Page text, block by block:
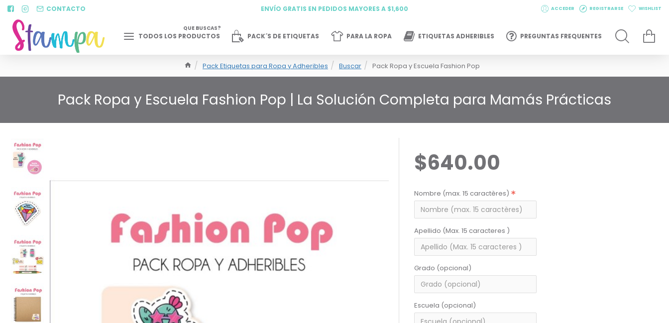
CONTACTO ENVÍO GRATIS EN PEDIDOS MAYORES A $1,600 ACCEDER REGISTRARSE WISHLIST
TODOS LOS PRODUCTOS
QUE BUSCAS?
PACK´S DE ETIQUETAS PARA LA ROPA ETIQUETAS ADHERIBLES PREGUNTAS FREQUENTES
Pack Etiquetas para Ropa y Adheribles Buscar Pack Ropa y Escuela Fashion Pop
Pack Ropa y Escuela Fashion Pop | La Solución Completa para Mamás Prácticas
$640.00
Nombre (max. 15 caractères)
Apellido (Max. 15 caracteres )
Grado (opcional)
Escuela (opcional)